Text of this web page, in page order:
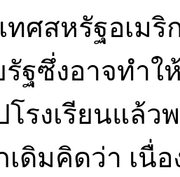
ทศสหรัฐอเ
ฐซึ่งอาจทำใ
รงเรียนแล้
เดิมคิดว่า เนื่